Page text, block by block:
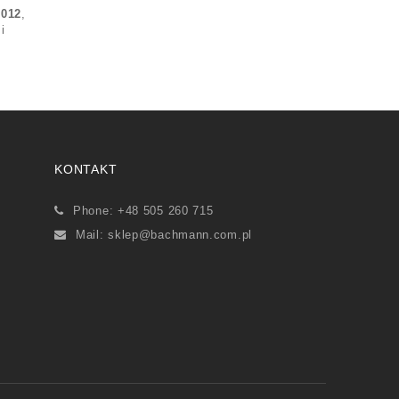
,
KONTAKT
Phone: +48 505 260 715
Mail:sklep@bachmann.com.pl